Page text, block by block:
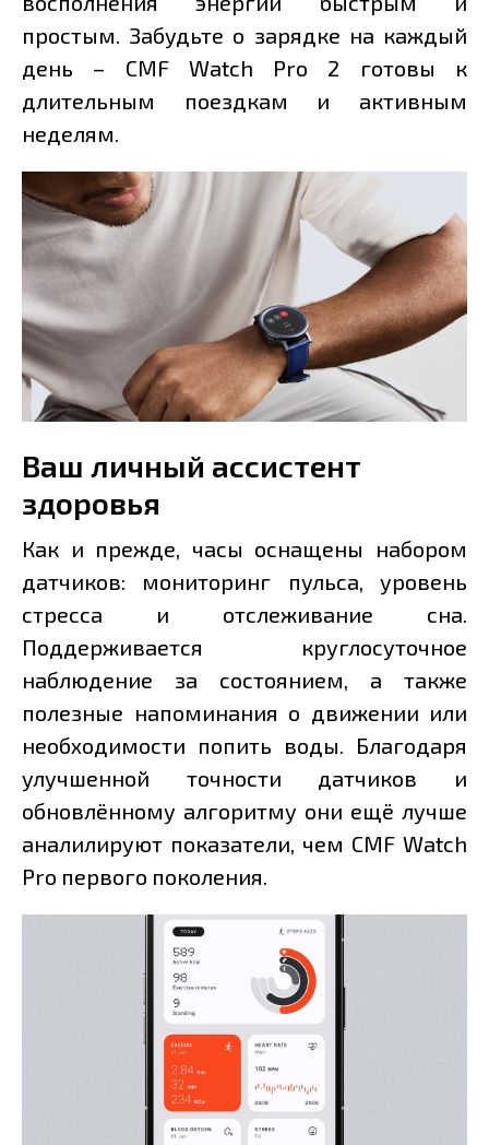
простым. Забудьте о зарядке на каждый
день – CMF Watch Pro 2 готовы к
длительным поездкам и активным
неделям.
Ваш личный ассистент
здоровья
Как и прежде, часы оснащены набором
датчиков: мониторинг пульса, уровень
стресса и отслеживание сна.
Поддерживается круглосуточное
наблюдение за состоянием, а также
полезные напоминания о движении или
необходимости попить воды. Благодаря
улучшенной точности датчиков и
обновлённому алгоритму они ещё лучше
аналилируют показатели, чем CMF Watch
Pro первого поколения.